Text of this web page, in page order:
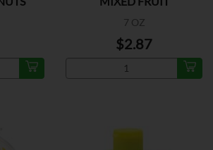
7 OZ
$2.87